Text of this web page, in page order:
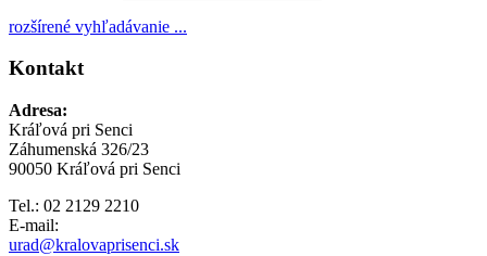
rozšírené vyhľadávanie ...
Kontakt
Adresa:
Kráľová pri Senci
Záhumenská 326/23
90050 Kráľová pri Senci
Tel.: 02 2129 2210
E-mail:
urad@kralovaprisenci.sk